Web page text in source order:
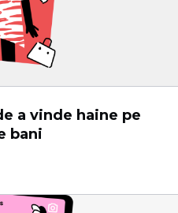
a vinde haine pe
bani